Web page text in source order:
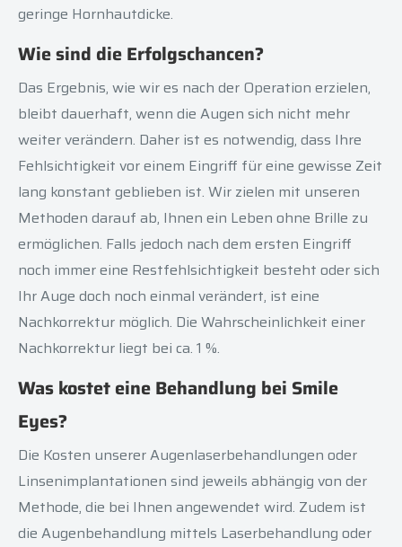
geringe Hornhautdicke.
Wie sind die Erfolgschancen?
Das Ergebnis, wie wir es nach der Operation erzielen,
bleibt dauerhaft, wenn die Augen sich nicht mehr
weiter verändern. Daher ist es notwendig, dass Ihre
Fehlsichtigkeit vor einem Eingriff für eine gewisse Zeit
lang konstant geblieben ist. Wir zielen mit unseren
Methoden darauf ab, Ihnen ein Leben ohne Brille zu
ermöglichen. Falls jedoch nach dem ersten Eingriff
noch immer eine Restfehlsichtigkeit besteht oder sich
Ihr Auge doch noch einmal verändert, ist eine
Nachkorrektur möglich. Die Wahrscheinlichkeit einer
Nachkorrektur liegt bei ca. 1 %.
Was kostet eine Behandlung bei Smile
Eyes?
Die Kosten unserer Augenlaserbehandlungen oder
Linsenimplantationen sind jeweils abhängig von der
Methode, die bei Ihnen angewendet wird. Zudem ist
die Augenbehandlung mittels Laserbehandlung oder